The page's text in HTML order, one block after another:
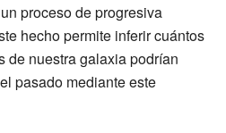
proceso de progresiva
hecho permite inferir cuántos
de nuestra galaxia podrían
pasado mediante este